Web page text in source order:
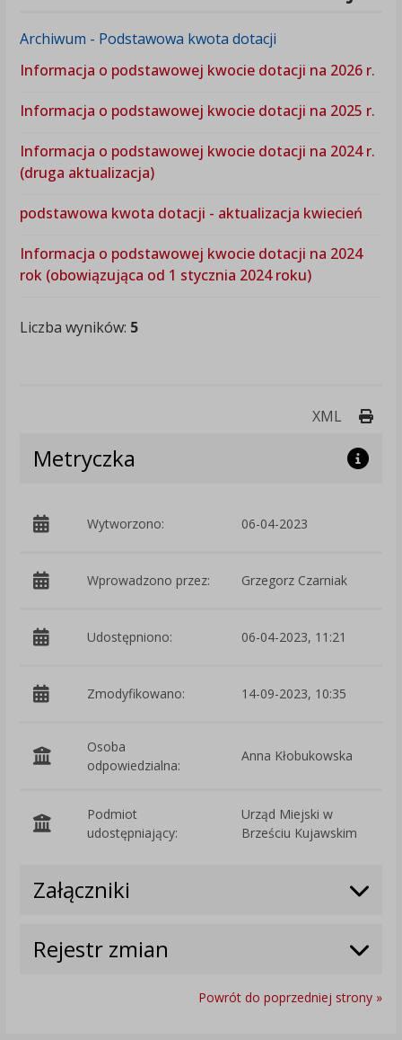
Archiwum - Podstawowa kwota dotacji
Informacja o podstawowej kwocie dotacji na 2026 r.
Informacja o podstawowej kwocie dotacji na 2025 r.
Informacja o podstawowej kwocie dotacji na 2024 r.
(druga aktualizacja)
podstawowa kwota dotacji - aktualizacja kwiecień
Informacja o podstawowej kwocie dotacji na 2024
rok (obowiązująca od 1 stycznia 2024 roku)
Liczba wyników: 5
XML
Metryczka
Wytworzono: 06-04-2023
Wprowadzono przez: Grzegorz Czarniak
Udostępniono: 06-04-2023, 11:21
Zmodyfikowano: 14-09-2023, 10:35
Osoba
odpowiedzialna:
Anna Kłobukowska
Podmiot
udostępniający:
Urząd Miejski w
Brześciu Kujawskim
Załączniki
Rejestr zmian
Powrót do poprzedniej strony »